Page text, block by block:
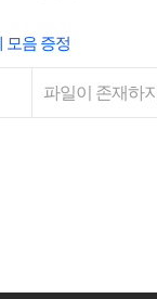
모음 증정
파일이 존재하